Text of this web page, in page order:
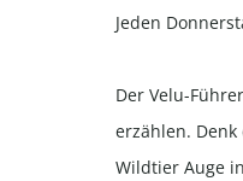
Jeden
Der Velu-
erzählen.
Wildtier Auge